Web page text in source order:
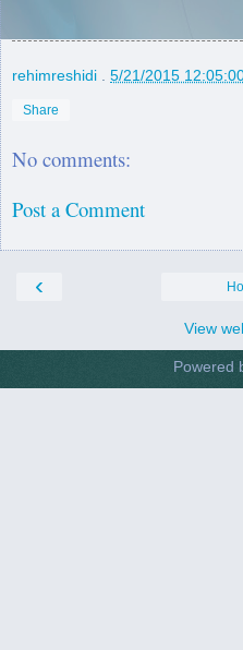
rehimreshidi 5/21/2015
Share
No comments:
Post a Comment
‹
View
Powered